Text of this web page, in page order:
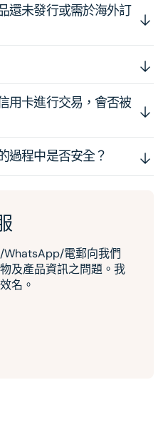
還未發行或需於海外訂
用卡進行交易，會否被
過程中是否安全？
電郵向我們
及產品資訊之問題。我
名。